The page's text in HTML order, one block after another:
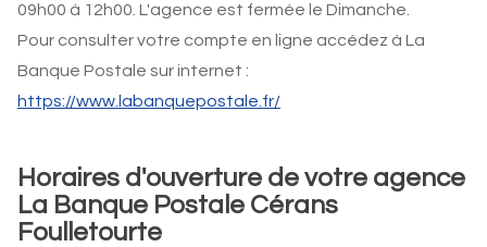
09h00 à 12h00. L'agence est fermée le Dimanche.
Pour consulter votre compte en ligne accédez à La
Banque Postale sur internet :
https://www.labanquepostale.fr/
Horaires d'ouverture de votre agence
La Banque Postale Cérans
Foulletourte